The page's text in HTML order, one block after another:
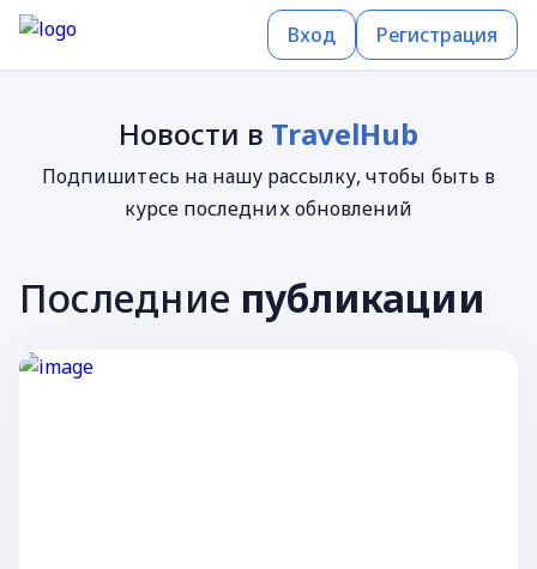
Вход Регистрация
Новости в TravelHub
Подпишитесь на нашу рассылку, чтобы быть в
курсе последних обновлений
Последние публикации